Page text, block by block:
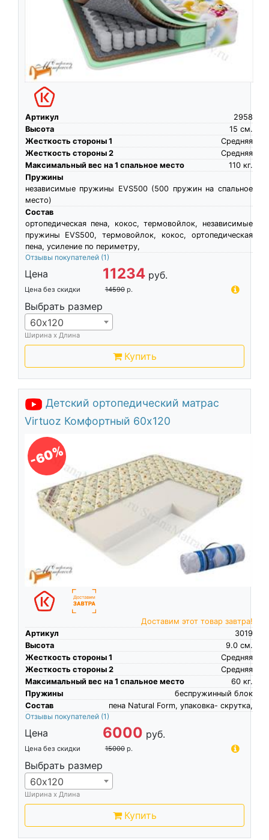
Артикул
2958
Высота
см.
15
Жесткость стороны 1
Средняя
Жесткость стороны 2
Средняя
Максимальный вес на 1 спальное место
кг.
110
Пружины
независимые пружины EVS500 (500 пружин на спальное
место)
Состав
ортопедическая пена, кокос, термовойлок, независимые
пружины EVS500, термовойлок, кокос, ортопедическая
пена, усиление по периметру,
Отзывы покупателей (1)
Цена 11234 руб.
Цена без скидки 14590 р.
Выбрать размер
60х120
Ширина х Длина
Купить
Детский ортопедический матрас
Virtuoz Комфортный 60х120
-60%
Доставим этот товар завтра!
Артикул
3019
Высота
см.
9.0
Жесткость стороны 1
Средняя
Жесткость стороны 2
Средняя
Максимальный вес на 1 спальное место
кг.
60
Пружины
беспружинный блок
Состав
пена Natural Form, упаковка- скрутка,
Отзывы покупателей (1)
Цена 6000 руб.
Цена без скидки 15000 р.
Выбрать размер
60х120
Ширина х Длина
Купить